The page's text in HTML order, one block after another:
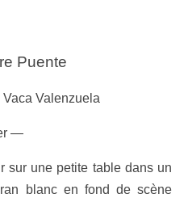
Puente
Vaca Valenzuela
—
sur une petite table dans un
blanc en fond de scène